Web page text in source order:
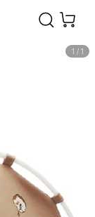
1 / 1